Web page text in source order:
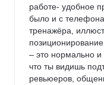
работе- удобное
было и с
тренажёра,
– это нормально и
что ты видишь
ревьюеров,